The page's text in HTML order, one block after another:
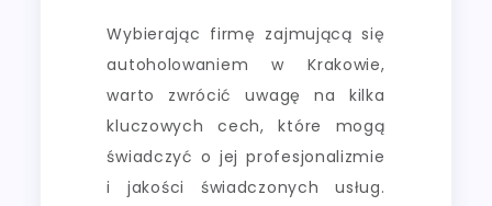
Wybierając firmę zajmującą się
autoholowaniem w Krakowie,
warto zwrócić uwagę na kilka
kluczowych cech, które mogą
świadczyć o jej profesjonalizmie
i jakości świadczonych usług.